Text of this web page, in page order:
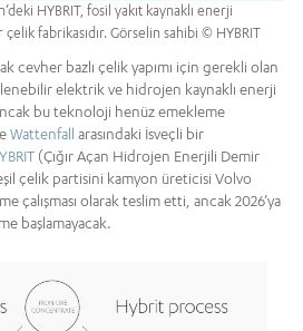
HYBRIT, fosil yakıt kaynaklı enerji
fabrikasıdır. Görselin sahibi © HYBRIT
cevher bazlı çelik yapımı için gerekli olan
elektrik ve hidrojen kaynaklı enerji
bu teknoloji henüz emekleme
Wattenfall arasındaki İsveçli bir
(Çığır Açan Hidrojen Enerjili Demir
çelik partisini kamyon üreticisi Volvo
çalışması olarak teslim etti, ancak 2026’ya
başlamayacak.